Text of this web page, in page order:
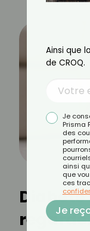
Ainsi que
de CROQ.
Je
Prisma
des
ainsi
que
ces
Je